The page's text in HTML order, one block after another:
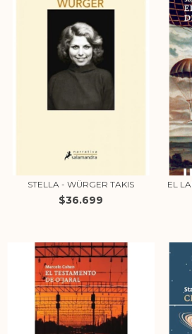
STELLA - WÜRGER TAKIS
$36.699
EL